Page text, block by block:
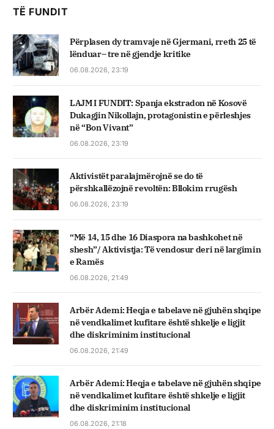
TË FUNDIT
Përplasen dy tramvaje në Gjermani, rreth 25 të
lënduar– tre në gjendje kritike
06.08.2026, 23:19
LAJM I FUNDIT: Spanja ekstradon në Kosovë
Dukagjin Nikollajn, protagonistin e përleshjes
në “Bon Vivant”
06.08.2026, 23:19
Aktivistët paralajmërojnë se do të
përshkallëzojnë revoltën: Bllokim rrugësh
06.08.2026, 23:19
“Më 14, 15 dhe 16 Diaspora na bashkohet në
shesh”/ Aktivistja: Të vendosur deri në largimin
e Ramës
06.08.2026, 21:49
Arbër Ademi: Heqja e tabelave në gjuhën shqipe
në vendkalimet kufitare është shkelje e ligjit
dhe diskriminim institucional
06.08.2026, 21:49
Arbër Ademi: Heqja e tabelave në gjuhën shqipe
në vendkalimet kufitare është shkelje e ligjit
dhe diskriminim institucional
06.08.2026, 21:18